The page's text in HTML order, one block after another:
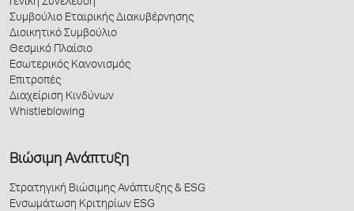
Γενική Συνέλευση
Συμβούλιο Εταιρικής Διακυβέρνησης
Διοικητικό Συμβούλιο
Θεσμικό Πλαίσιο
Εσωτερικός Κανονισμός
Επιτροπές
Διαχείριση Κινδύνων
Whistleblowing
Βιώσιμη Ανάπτυξη
Στρατηγική Βιώσιμης Ανάπτυξης & ESG
Ενσωμάτωση Κριτηρίων ESG